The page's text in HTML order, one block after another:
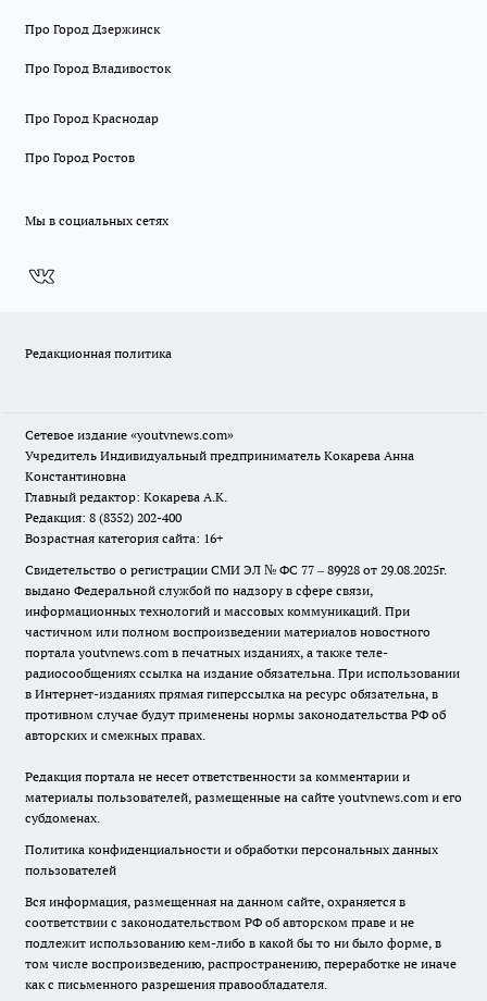
Про Город Дзержинск
Про Город Владивосток
Про Город Краснодар
Про Город Ростов
Мы в социальных сетях
Редакционная политика
Сетевое издание «youtvnews.com»
Учредитель Индивидуальный предприниматель Кокарева Анна
Константиновна
Главный редактор: Кокарева А.К.
Редакция: 8 (8352) 202-400
Возрастная категория сайта: 16+
Свидетельство о регистрации СМИ ЭЛ № ФС 77 – 89928 от 29.08.2025г.
выдано Федеральной службой по надзору в сфере связи,
информационных технологий и массовых коммуникаций. При
частичном или полном воспроизведении материалов новостного
портала youtvnews.com в печатных изданиях, а также теле-
радиосообщениях ссылка на издание обязательна. При использовании
в Интернет-изданиях прямая гиперссылка на ресурс обязательна, в
противном случае будут применены нормы законодательства РФ об
авторских и смежных правах.
Редакция портала не несет ответственности за комментарии и
материалы пользователей, размещенные на сайте youtvnews.com и его
субдоменах.
Политика конфиденциальности и обработки персональных данных
пользователей
Вся информация, размещенная на данном сайте, охраняется в
соответствии с законодательством РФ об авторском праве и не
подлежит использованию кем-либо в какой бы то ни было форме, в
том числе воспроизведению, распространению, переработке не иначе
как с письменного разрешения правообладателя.